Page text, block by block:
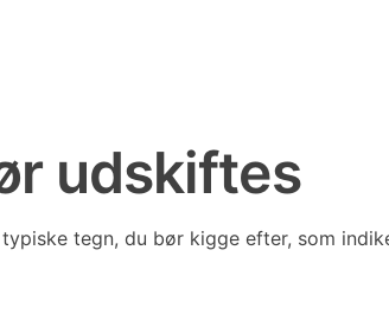
udskiftes
tegn, du bør kigge efter, som